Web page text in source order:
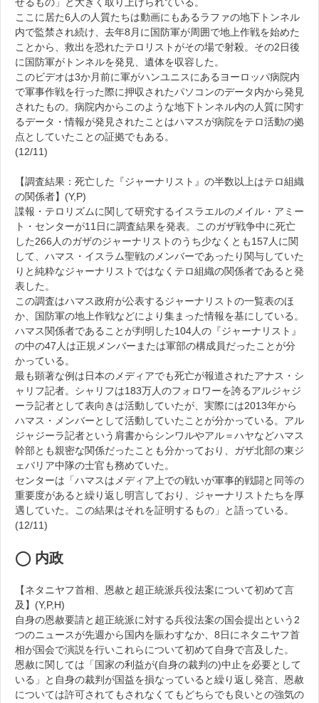
ここに居た6人の人質たちは動画にもあるラファの地下トンネル
内で監禁され続け、去年8月に国防軍が周囲で地上作戦を始めた
ことから、救出を恐れたテロリストがその場で射殺。その2日後
に国防軍がトンネルを発見、遺体を収容した。
このビデオは3か月前に軍がハンユニスにあるヨーロッパ病院内
で軍事作戦を行った際に押収されたパソコンのデータ内から発見
されたもの。病院内からこのような地下トンネル内の人質に関す
るデータ・情報が発見されたことはハマスが病院をテロ活動の拠
点としていたことの証拠でもある。
(12/11)
【調査結果：死亡した『ジャーナリスト』の半数以上はテロ組織
の関係者】(Y,P)
諜報・テロリズムに関して研究するイスラエルのメイル・アミー
ト・センターが11日に調査結果を発表。このガザ戦争中に死亡
した266人のガザのジャーナリストのうち少なくとも157人に関
して、ハマス・イスラム聖戦のメンバーであったり関与していた
りと純粋なジャーナリストではなくテロ組織の関係者であると発
表した。
この調査はハマス政府が公表するジャーナリストの一覧表のほ
か、国防軍の地上作戦などにより集まった情報を基にしている。
ハマス関係者であることが判明した104人の『ジャーナリスト』
の中の47人は正規メンバーまたは軍部の構成員だったことが分
かっている。
最も顕著な例は日本のメディアでも死亡が報道されたアナス・シ
ャリフ記者。シャリフは183万人のフォロワーを誇るアルジャジ
ーラ記者として表向きは活動していたが、実際には2013年から
ハマス・メンバーとして活動していたことが分かっている。アル
ジャジーラ記者という肩書からシンワルやアル＝ハヤなどハマス
幹部とも親密な関係だったことも分かっており、ガザ北部の東ジ
ェバリア中隊の士官も務めていた。
センターは「ハマスはメディア上での戦いが軍事的戦闘と同等の
重要度があると繰り返し明言しており、ジャーナリストたちを厚
遇していた。この結果はそれを証明するもの」と語っている。
(12/11)
◯ 内政
【ネタニヤフ首相、恩赦と超正統派兵役法案について初めて言
及】(Y,P,H)
自身の恩赦要請と超正統派に対する兵役法案の国会提出という2
つのニュースが先週から国内を賑わすなか、8日にネタニヤフ首
相が国会で演説を行いこれらについて初めて自身で言及した。
恩赦に関しては「国家の利益が(自身の裁判の)中止を必要として
いる」と自身の裁判が国益を損なっていると繰り返し発言、恩赦
については許可されてもされなくてもどちらでも良いとの強気の